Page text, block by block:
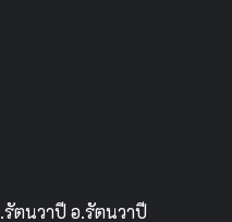
ตนวาปี อ.รัตนวาปี